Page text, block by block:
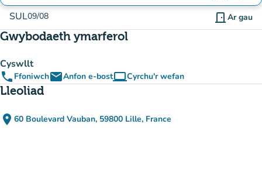
SUL09/08 door_front Ar gau
Gwybodaeth ymarferol
Cyswllt
phone FfoniwchemailAnfon e-bostcomputerCyrchu'r wefan
(tab newydd)
Lleoliad
place 60 Boulevard Vauban, 59800 Lille, France
(agor yn Google Maps)
(tab newydd)